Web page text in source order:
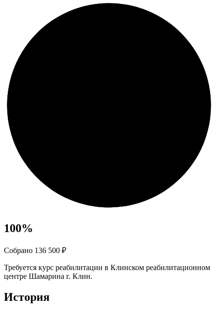
100%
Собрано 136 500 ₽
Требуется курс реабилитации в Клинском реабилитационном
центре Шамарина г. Клин.
История